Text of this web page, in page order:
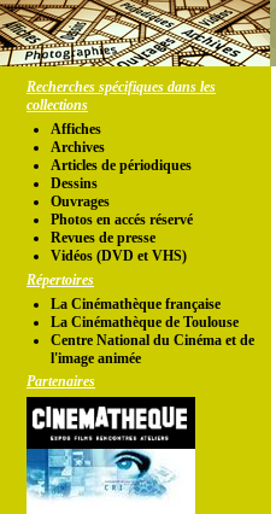
Recherches spécifiques dans les
collections
Affiches
Archives
Articles de périodiques
Dessins
Ouvrages
Photos en accés réservé
Revues de presse
Vidéos (DVD et VHS)
Répertoires
La Cinémathèque française
La Cinémathèque de Toulouse
Centre National du Cinéma et de
l'image animée
Partenaires